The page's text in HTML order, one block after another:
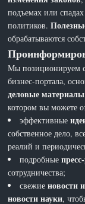
подъемах или
политиков.
обрабатываются
Мы позиционируем
бизнес-портала,
деловые материалы
котором вы можете
эффективные
собственное дело,
реалий и
подробные
сотрудничества;
свежиеновости
новости науки,